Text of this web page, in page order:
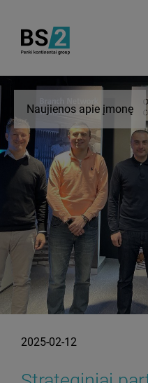
Naujienos apie įmonę
2025-02-12